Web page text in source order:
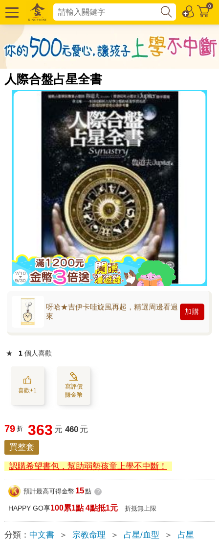
0
人際合盤占星全書
呀哈★吉伊卡哇旋風再起，精選周邊看過
來
加購
★ 1 個人喜歡
喜歡+1
寫評價
賺金幣
79 折 363 元 460 元
買整套
認購希望書包，幫助弱勢孩童上學不中斷！
預計最高可得金幣 15點 ?
HAPPY GO享100累1點 4點抵1元 折抵無上限
分類： 中文書 ＞ 宗教命理 ＞ 占星/血型 ＞ 占星